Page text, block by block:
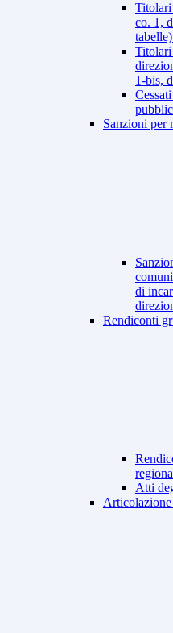
co. 1,
tabelle)
1-bis,
Sanzioni per
di
Rendiconti
Atti